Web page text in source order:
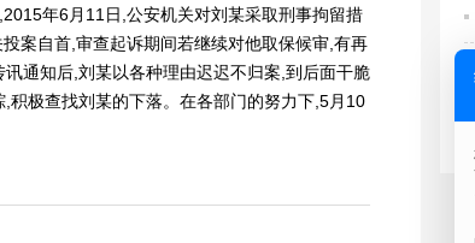
年6月11日,公安机关对刘某采取刑事拘留措
案自首,审查起诉期间若继续对他取保候审,有再
通知后,刘某以各种理由迟迟不归案,到后面干脆
积极查找刘某的下落。在各部门的努力下,5月10